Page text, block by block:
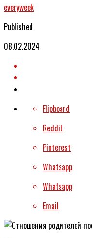
everyweek
Published
08.02.2024
Flipboard
Reddit
Pinterest
Whatsapp
Whatsapp
Email